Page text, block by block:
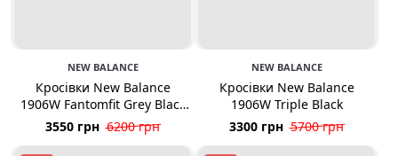
NEW BALANCE
Кросівки New Balance
1906W Fantomfit Grey Black
Green
3550 грн 6200 грн
NEW BALANCE
Кросівки New Balance
1906W Triple Black
3300 грн 5700 грн